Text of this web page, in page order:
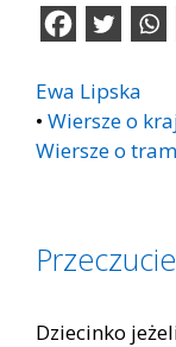
Ewa Lipska
• Wiersze o
Wiersze o
Dziecinko